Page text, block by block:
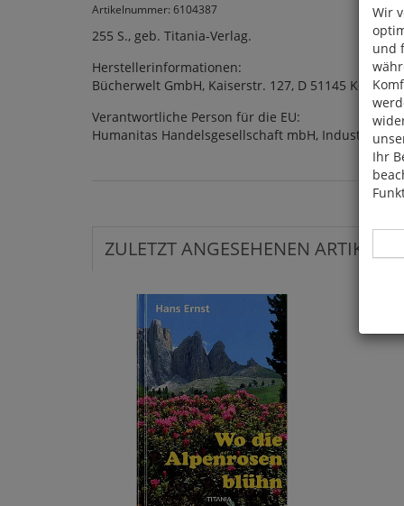
Artikelnummer: 6104387
255 S., geb. Titania-Verlag.
Herstellerinformationen:
Bücherwelt GmbH, Kaiserstr. 127, D 51145 Köln
Verantwortliche Person für die EU:
Humanitas Handelsgesellschaft mbH,
ZULETZT ANGESEHENEN ARTIKEL:
Wir
und
Ihr